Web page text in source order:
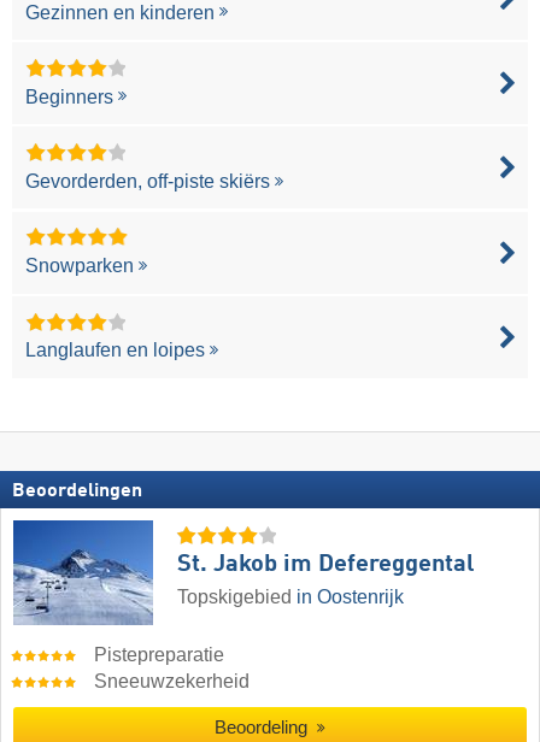
Gezinnen en kinderen
Beginners
Gevorderden, off-piste skiërs
Snowparken
Langlaufen en loipes
Beoordelingen
St. Jakob im Defereggental
Topskigebied in Oostenrijk
Pistepreparatie
Sneeuwzekerheid
Beoordeling